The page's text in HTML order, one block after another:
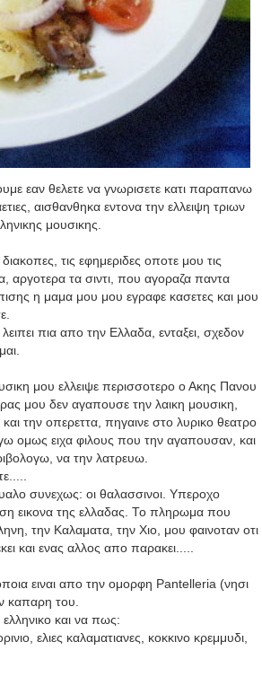
εαν θελετε να γνωρισετε κατι παραπανω
αισθανθηκα εντονα την ελλειψη τριων
μουσικης.
τις εφημεριδες οποτε μου τις
αργοτερα τα σιντι, που αγοραζα παντα
η μαμα μου μου εγραφε κασετες και μου
πια απο την Ελλαδα, ενταξει, σχεδον
μου ελλειψε περισσοτερο ο Ακης Πανου
μου δεν αγαπουσε την λαικη μουσικη,
την οπερεττα, πηγαινε στο λυρικο θεατρο
ομως ειχα φιλους που την αγαπουσαν, και
να την λατρευω.
συνεχως: οι θαλασσινοι. Υπεροχο
εικονα της ελλαδας. Το πληρωμα που
την Καλαματα, την Χιο, μου φαινοταν οτι
και ενας αλλος απο παρακει.....
ειναι απο την ομορφη Pantelleria (νησι
καπαρη του.
και να πως:
ελιες καλαματιανες, κοκκινο κρεμμυδι,